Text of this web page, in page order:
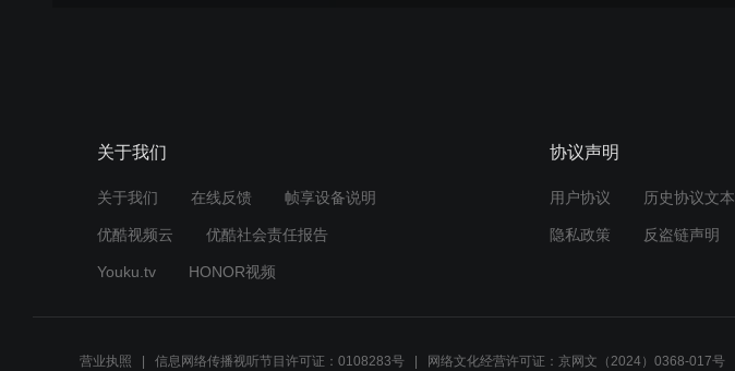
关于我们
关于我们 在线反馈 帧享设备说明
优酷视频云 优酷社会责任报告
Youku.tv HONOR视频
协议声明
用户协议 历史协议文本
隐私政策 反盗链声明
营业执照 信息网络传播视听节目许可证：0108283号 网络文化经营许可证：京网文（2024）0368-017号